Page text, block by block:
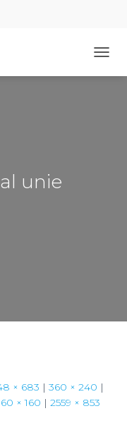
unie
× 683 | 360 × 240 |
× 160 | 2559 × 853